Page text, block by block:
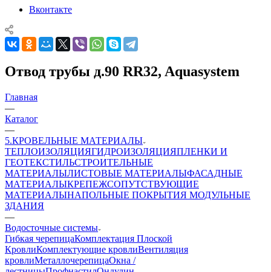
Вконтакте
Отвод трубы д.90 RR32, Aquasystem
Главная
—
Каталог
—
5.КРОВЕЛЬНЫЕ МАТЕРИАЛЫ
ТЕПЛОИЗОЛЯЦИЯГИДРОИЗОЛЯЦИЯПЛЕНКИ И
ГЕОТЕКСТИЛЬСТРОИТЕЛЬНЫЕ
МАТЕРИАЛЫЛИСТОВЫЕ МАТЕРИАЛЫФАСАДНЫЕ
МАТЕРИАЛЫКРЕПЕЖСОПУТСТВУЮЩИЕ
МАТЕРИАЛЫНАПОЛЬНЫЕ ПОКРЫТИЯ МОДУЛЬНЫЕ
ЗДАНИЯ
—
Водосточные системы
Гибкая черепицаКомплектация Плоской
КровлиКомплектующие кровлиВентиляция
кровлиМеталлочерепицаОкна /